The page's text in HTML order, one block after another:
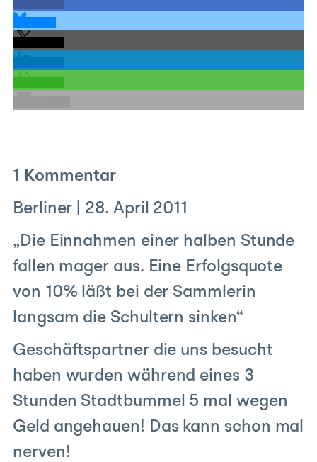
1 Kommentar
Berliner
28. April 2011
„Die Einnahmen einer halben Stunde
fallen mager aus. Eine Erfolgsquote
von 10% läßt bei der Sammlerin
langsam die Schultern sinken“
Geschäftspartner die uns besucht
haben wurden während eines 3
Stunden Stadtbummel 5 mal wegen
Geld angehauen! Das kann schon mal
nerven!